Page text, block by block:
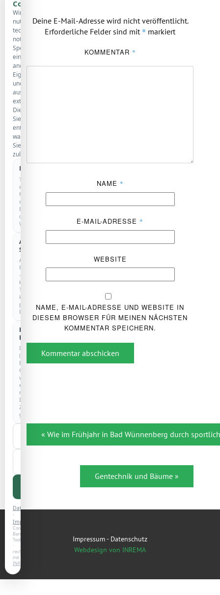
Deine E-Mail-Adresse wird nicht veröffentlicht.
Erforderliche Felder sind mit * markiert
KOMMENTAR *
NAME *
E-MAIL-ADRESSE *
WEBSITE
NAME, E-MAIL-ADRESSE UND WEBSITE IN
DIESEM BROWSER FÜR MEINEN NÄCHSTEN
KOMMENTAR SPEICHERN.
Kommentar abschicken
Beitragsnavigation
« Wie im Frühjahr in Bad Wünnenberg durch
Gentechnik und Bäume »
Impressum- Datenschutz
Webdesign von INREMA
Cookies
Wir
nutzen
technisch
notwendige
Speicherung,
eine
anonyme
Eigenstatistik
und
ausgewählte
externe
Dienste.
Sie
entscheiden,
was
Sie
zulassen.
Notwendig
Technisch
erforderlich
für
den
Betrieb
der
Website.
Anonyme
Statistik
COOKIELOS
Anonyme
Reichweitenmessung
–
kein
Tracking,
keine
personenbezogenen
Daten.
Externe
Dienste
Drittanbieter
(z.
B.
Google)
werden
erst
nach
Ihrer
Zustimmung
geladen.
Nur
notwendige
Datenschutz
·
Impressum
Cookie-
Banner-
Tool
·
rechtssicher
mit
INREMA